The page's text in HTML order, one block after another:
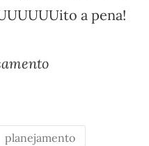
a pena!
planejamento